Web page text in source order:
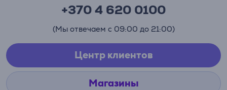
+370 4 620 0100
(Мы отвечаем с 09:00 до 21:00)
Центр клиентов
Магазины